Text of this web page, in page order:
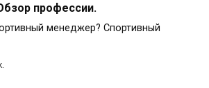
профессии.
менеджер? Спортивный